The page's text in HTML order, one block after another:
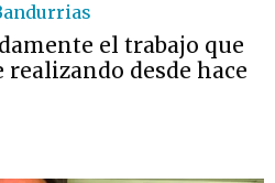
el trabajo que
desde hace